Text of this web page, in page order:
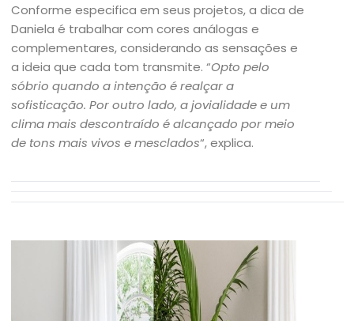
Conforme especifica em seus projetos, a dica de
Daniela é trabalhar com cores análogas e
complementares, considerando as sensações e
a ideia que cada tom transmite. “Opto pelo
sóbrio quando a intenção é realçar a
sofisticação. Por outro lado, a jovialidade e um
clima mais descontraído é alcançado por meio
de tons mais vivos e mesclados“, explica.